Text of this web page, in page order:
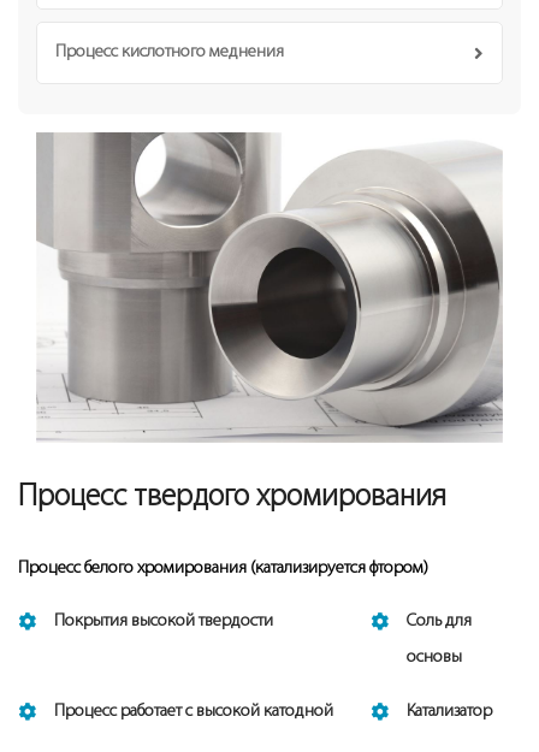
Процесс кислотного меднения
Процесс твердого хромирования
Процесс белого хромирования (катализируется фтором)
Покрытия высокой твердости
Соль для
основы
Процесс работает с высокой катодной Катализатор